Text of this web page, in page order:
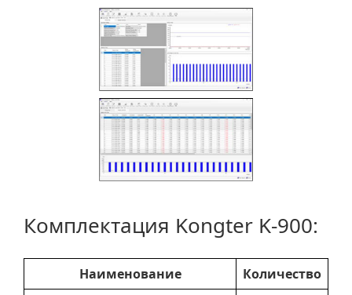
Комплектация Kongter K-900:
Наименование
Количество